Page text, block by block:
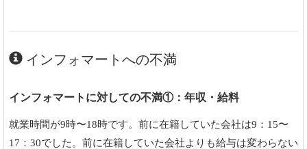
インフォマートへの不満
インフォマートに対しての不満①：年収・給料
就業時間が9時〜18時です。前に在籍していた会社は9：15〜
17：30でした。前に在籍していた会社よりも給与は変わらない